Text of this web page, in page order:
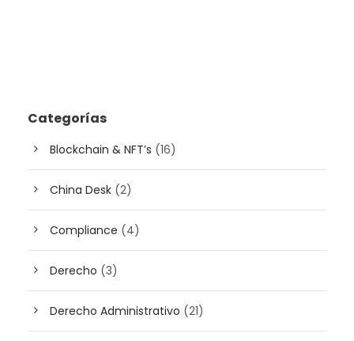
Categorías
Blockchain & NFT’s (16)
China Desk (2)
Compliance (4)
Derecho (3)
Derecho Administrativo (21)